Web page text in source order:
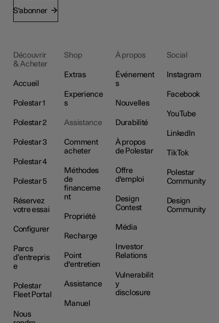
S'abonner
Découvrir
& Acheter
Accueil
Polestar 1
Polestar 2
Polestar 3
Polestar 4
Polestar 5
Réservez
votre essai
Configurer
Parcs
d’entrepris
e
Polestar
Fleet Portal
Nous
Shop
Extras
Experience
s
Assistance
Comment
acheter
Méthodes
de
financeme
nt
Propriété
Recharge
Point
d'entretien
Assistance
Manuel
À propos
Événement
s
Nouvelles
Durabilité
À propos
de Polestar
Offre
d'emploi
Design
Contest
Média
Investor
Relations
Vulnerabilit
y
disclosure
Social
Instagram
Facebook
YouTube
LinkedIn
TikTok
Polestar
Community
Design
Community